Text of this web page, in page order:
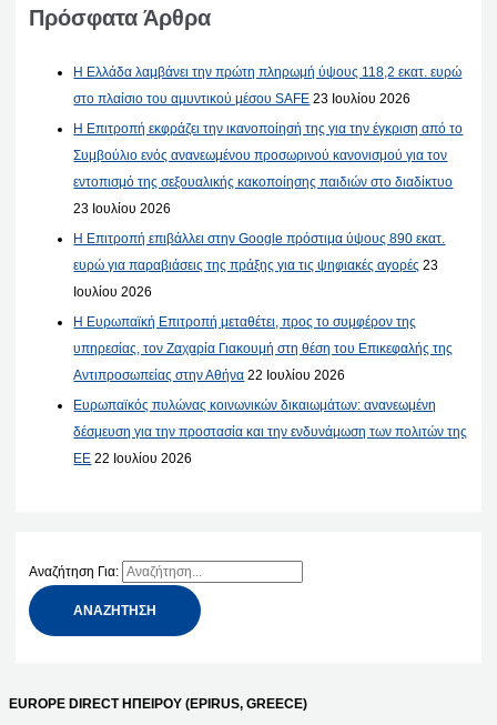
Πρόσφατα Άρθρα
Η Ελλάδα λαμβάνει την πρώτη πληρωμή ύψους 118,2 εκατ. ευρώ
στο πλαίσιο του αμυντικού μέσου SAFE 23 Ιουλίου 2026
Η Επιτροπή εκφράζει την ικανοποίησή της για την έγκριση από το
Συμβούλιο ενός ανανεωμένου προσωρινού κανονισμού για τον
εντοπισμό της σεξουαλικής κακοποίησης παιδιών στο διαδίκτυο
23 Ιουλίου 2026
Η Επιτροπή επιβάλλει στην Google πρόστιμα ύψους 890 εκατ.
ευρώ για παραβιάσεις της πράξης για τις ψηφιακές αγορές 23
Ιουλίου 2026
Η Ευρωπαϊκή Επιτροπή μεταθέτει, προς το συμφέρον της
υπηρεσίας, τον Ζαχαρία Γιακουμή στη θέση του Επικεφαλής της
Αντιπροσωπείας στην Αθήνα 22 Ιουλίου 2026
Ευρωπαϊκός πυλώνας κοινωνικών δικαιωμάτων: ανανεωμένη
δέσμευση για την προστασία και την ενδυνάμωση των πολιτών της
ΕΕ 22 Ιουλίου 2026
Αναζήτηση Για:
EUROPE DIRECT ΗΠΕΙΡΟΥ (EPIRUS, GREECE)